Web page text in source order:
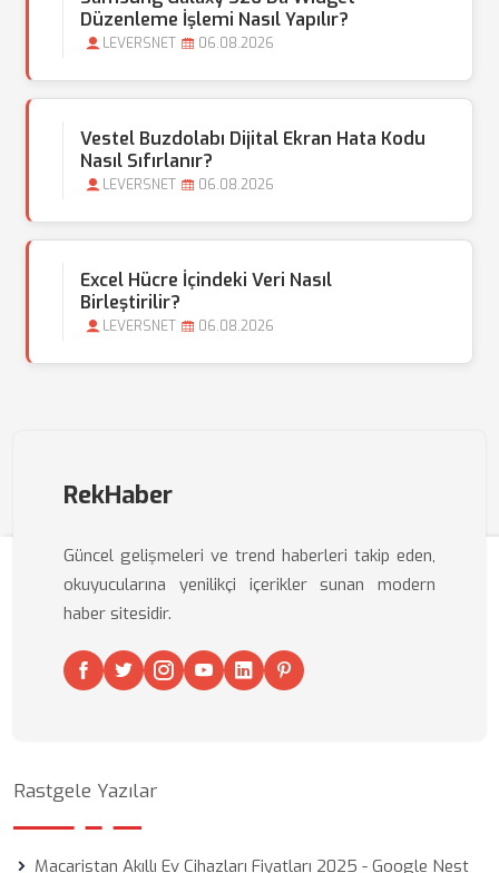
Düzenleme İşlemi Nasıl Yapılır?
LEVERSNET 06.08.2026
Vestel Buzdolabı Dijital Ekran Hata Kodu
Nasıl Sıfırlanır?
LEVERSNET 06.08.2026
Excel Hücre İçindeki Veri Nasıl
Birleştirilir?
LEVERSNET 06.08.2026
RekHaber
Güncel gelişmeleri ve trend haberleri takip eden,
okuyucularına yenilikçi içerikler sunan modern
haber sitesidir.
Rastgele Yazılar
Macaristan Akıllı Ev Cihazları Fiyatları 2025 - Google Nest